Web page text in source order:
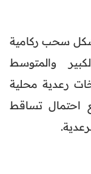
سحب ركامية
والمتوسط
رعدية محلية
احتمال تساقط